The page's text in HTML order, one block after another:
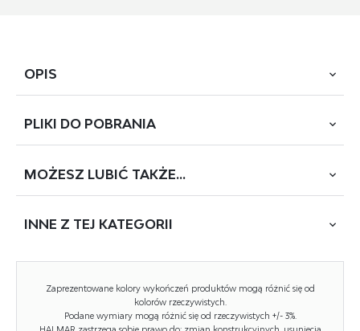
OPIS
wymiary: 60/56/76/44 cm, materiał: polipropylen, kolor:
Rodzaj:
Tapicerka kolor: brak tapicerki
Stelaż krzesła (rodzaj): nogi proste (profil okrągły)
PLIKI DO POBRANIA
K-491 (1800)
Zaprezentowane kolory wykończeń produktów mogą różnić się od
kolorów rzeczywistych.
Podane wymiary mogą różnić się od rzeczywistych +/- 3%.
MOŻESZ LUBIĆ TAKŻE...
INNE Z TEJ KATEGORII